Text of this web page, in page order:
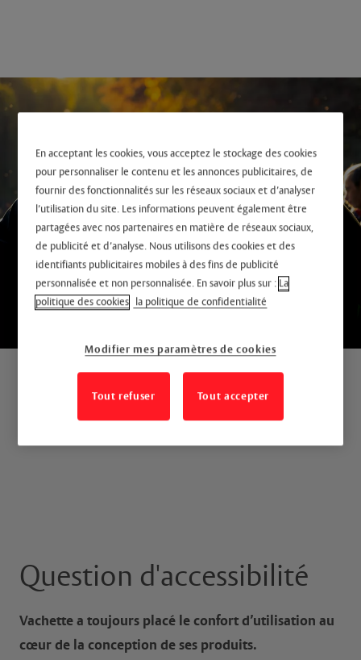
Question d'accessibilité
Vachette a toujours placé le confort d’utilisation au
cœur de la conception de ses produits.
En acceptant les cookies, vous acceptez le stockage des cookies
pour personnaliser le contenu et les annonces publicitaires, de
fournir des fonctionnalités sur les réseaux sociaux et d’analyser
l’utilisation du site. Les informations peuvent également être
partagées avec nos partenaires en matière de réseaux sociaux,
de publicité et d’analyse. Nous utilisons des cookies et des
identifiants publicitaires mobiles à des fins de publicité
personnalisée et non personnalisée. En savoir plus sur : La
politique des cookies la politique de confidentialité
Modifier mes paramètres de cookies
Tout refuser Tout accepter